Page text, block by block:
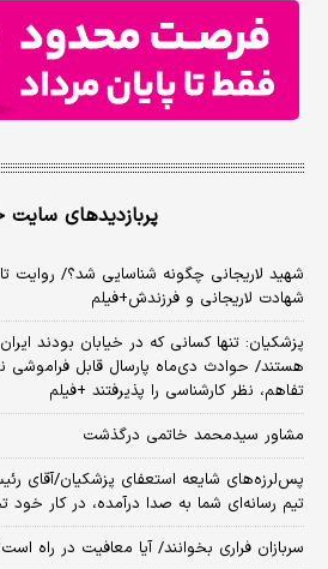
پربازدیدهای سایت
شهید لاریجانی چگونه شناسایی شد؟/ روایت
شهادت لاریجانی و فرزندش+فیلم
پزشکیان: تنها کسانی که در خیابان بودند
هستند/ حوادث دی‌ماه پارسال قابل فراموشی
تفاهم، نظر کارشناسی را پذیرفتند +فیلم
مشاور سیدمحمد خاتمی درگذشت
پس‌لرزه‌های شایعه استعفای پزشکیان/آقای
تیم رسانه‌ای شما به صدا درآمده، در کار خود
سربازان فراری بخوانند/ آیا معافیت در راه